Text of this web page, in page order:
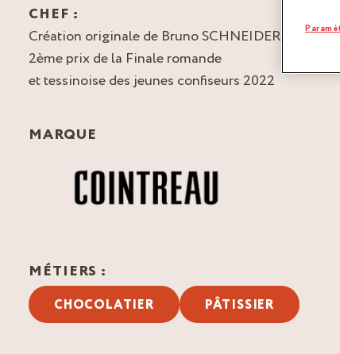
CHEF :
Création originale de Bruno SCHNEIDER,
2ème prix de la Finale romande
et tessinoise des jeunes confiseurs 2022
MARQUE
MÉTIERS :
CHOCOLATIER PÂTISSIER